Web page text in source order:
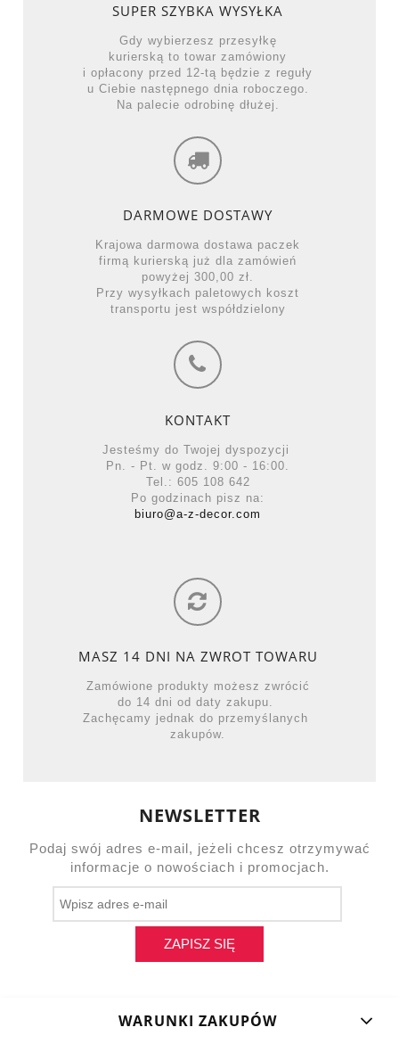
SUPER SZYBKA WYSYŁKA
Gdy wybierzesz przesyłkę
kurierską to towar zamówiony
i opłacony przed 12-tą będzie z reguły
u Ciebie następnego dnia roboczego.
Na palecie odrobinę dłużej.
DARMOWE DOSTAWY
Krajowa darmowa dostawa paczek
firmą kurierską już dla zamówień
powyżej 300,00 zł.
Przy wysyłkach paletowych koszt
transportu jest współdzielony
KONTAKT
Jesteśmy do Twojej dyspozycji
Pn. - Pt. w godz. 9:00 - 16:00.
Tel.: 605 108 642
Po godzinach pisz na:
biuro@a-z-decor.com
MASZ 14 DNI NA ZWROT TOWARU
Zamówione produkty możesz zwrócić
do 14 dni od daty zakupu.
Zachęcamy jednak do przemyślanych
zakupów.
NEWSLETTER
Podaj swój adres e-mail, jeżeli chcesz otrzymywać
informacje o nowościach i promocjach.
ZAPISZ SIĘ
WARUNKI ZAKUPÓW